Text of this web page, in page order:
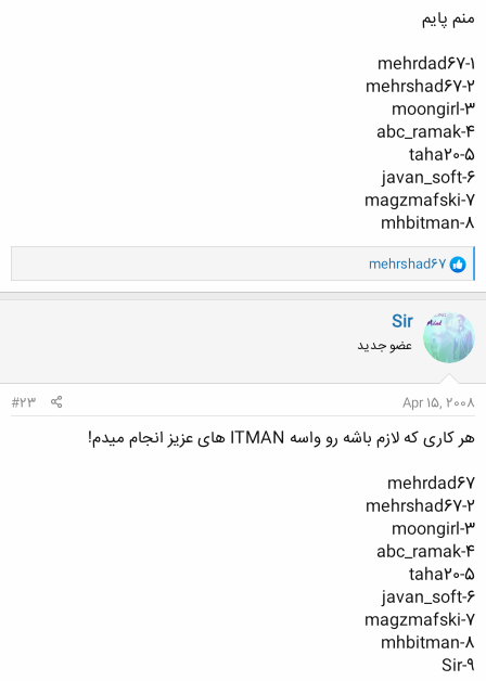
منم پایم
1-mehrdad67
2-mehrshad67
3-moongirl
4-abc_ramak
5-taha20
6-javan_soft
7-magzmafski
8-mhbitman
و
ا
ک
ن
ش
ه
ا
mehrshad67
Sir
عضو جدید
Apr 15, 2008
#23
هر کاری که لازم باشه رو واسه ITMAN های عزیز انجام میدم!
mehrdad67
2-mehrshad67
3-moongirl
4-abc_ramak
5-taha20
6-javan_soft
7-magzmafski
8-mhbitman
9-Sir